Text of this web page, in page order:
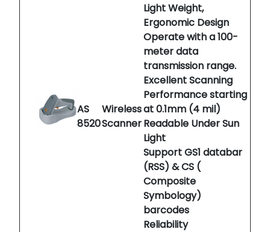
AS
8520
Wireless
Scanner
Light Weight,
Ergonomic Design
Operate with a 100-
meter data
transmission range.
Excellent Scanning
Performance starting
at 0.1mm (4 mil)
Readable Under Sun
Light
Support GS1 databar
(RSS) & CS (
Composite
Symbology)
barcodes
Reliability